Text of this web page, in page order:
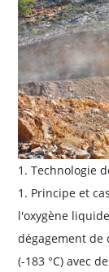
1. Technologie
1. Principe et
l'oxygène
dégagement de
(-183 °C) avec